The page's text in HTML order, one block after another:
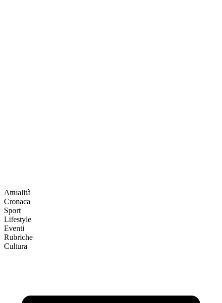
Attualità
Cronaca
Sport
Lifestyle
Eventi
Rubriche
Cultura